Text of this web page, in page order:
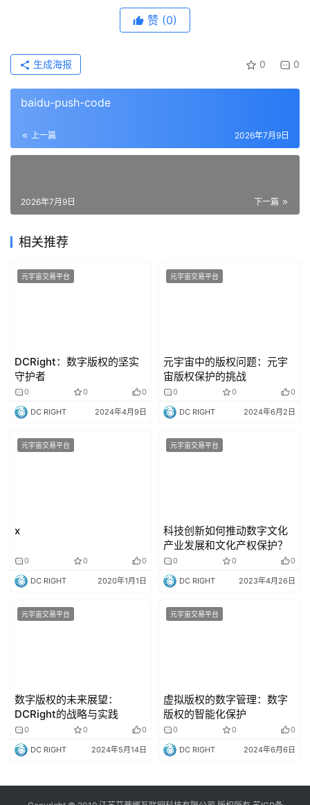
赞 (0)
0 0
生成海报
baidu-push-code
上一篇 2026年7月9日
下一篇
2026年7月9日
相关推荐
元宇宙交易平台
DCRight：数字版权的坚实
守护者
0 0 0
DC RIGHT 2024年4月9日
元宇宙交易平台
元宇宙中的版权问题：元宇
宙版权保护的挑战
0 0 0
DC RIGHT 2024年6月2日
元宇宙交易平台
x
0 0 0
DC RIGHT 2020年1月1日
元宇宙交易平台
科技创新如何推动数字文化
产业发展和文化产权保护？
0 0 0
DC RIGHT 2023年4月26日
元宇宙交易平台
数字版权的未来展望：
DCRight的战略与实践
0 0 0
DC RIGHT 2024年5月14日
元宇宙交易平台
虚拟版权的数字管理：数字
版权的智能化保护
0 0 0
DC RIGHT 2024年6月6日